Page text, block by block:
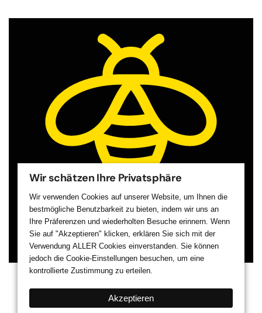
©2026 BIZZY-BEE.de GmbH
Wir schätzen Ihre Privatsphäre
Wir verwenden Cookies auf unserer Website, um Ihnen die
bestmögliche Benutzbarkeit zu bieten, indem wir uns an
Ihre Präferenzen und wiederholten Besuche erinnern. Wenn
Sie auf "Akzeptieren" klicken, erklären Sie sich mit der
Verwendung ALLER Cookies einverstanden. Sie können
jedoch die Cookie-Einstellungen besuchen, um eine
kontrollierte Zustimmung zu erteilen.
Akzeptieren